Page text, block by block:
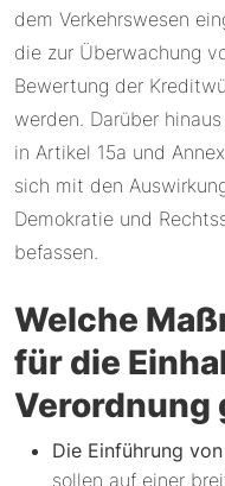
dem Verkehrswesen
die zur Überwachung
Bewertung der
werden. Darüber
in Artikel 15a und
sich mit den
Demokratie und
befassen.
Welche
für die
Verordnung
Die Einführung
sollen auf einer